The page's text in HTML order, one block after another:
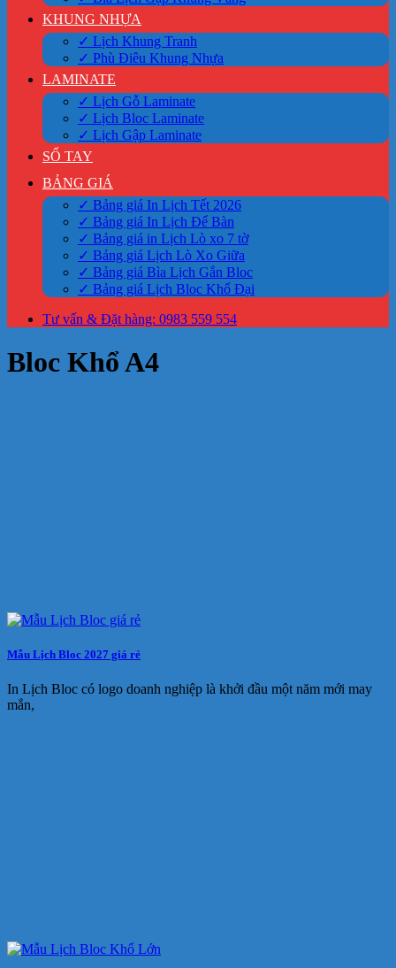
KHUNG NHỰA
✓ Lịch Khung Tranh
✓ Phù Điêu Khung Nhựa
LAMINATE
✓ Lịch Gỗ Laminate
✓ Lịch Bloc Laminate
✓ Lịch Gập Laminate
SỔ TAY
BẢNG GIÁ
✓ Bảng giá In Lịch Tết 2026
✓ Bảng giá In Lịch Để Bàn
✓ Bảng giá in Lịch Lò xo 7 tờ
✓ Bảng giá Lịch Lò Xo Giữa
✓ Bảng giá Bìa Lịch Gắn Bloc
✓ Bảng giá Lịch Bloc Khổ Đại
Tư vấn & Đặt hàng: 0983 559 554
Bloc Khổ A4
Mẫu Lịch Bloc 2027 giá rẻ
In Lịch Bloc có logo doanh nghiệp là khởi đầu một năm mới may
mắn,